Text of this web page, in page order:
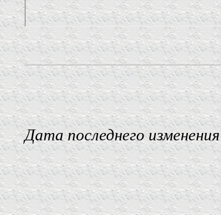
Дата последнего